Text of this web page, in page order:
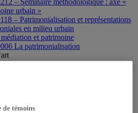
– Séminaire méthodologique : axe «
urbain »
– Patrimonialisation et représentations
en milieu urbain
et patrimoine
La patrimonialisation
– Animation, communications,
et de mémoires
– Épistémologie des études
de témoins